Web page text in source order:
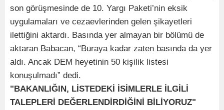
son görüşmesinde de 10. Yargı Paketi’nin eksik
uygulamaları ve cezaevlerinden gelen şikayetleri
ilettiğini aktardı. Basında yer almayan bir bölümü de
aktaran Babacan, “Buraya kadar zaten basında da yer
aldı. Ancak DEM heyetinin 50 kişilik listesi
konuşulmadı” dedi.
"BAKANLIĞIN, LİSTEDEKİ İSİMLERLE İLGİLİ
TALEPLERİ DEĞERLENDİRDİĞİNİ BİLİYORUZ"